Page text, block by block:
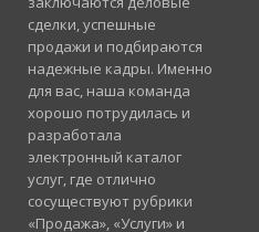
сделки, успешные
продажи и подбираются
надежные кадры. Именно
для вас, наша команда
хорошо потрудилась и
разработала
электронный каталог
услуг, где отлично
сосуществуют рубрики
«Продажа», «Услуги» и